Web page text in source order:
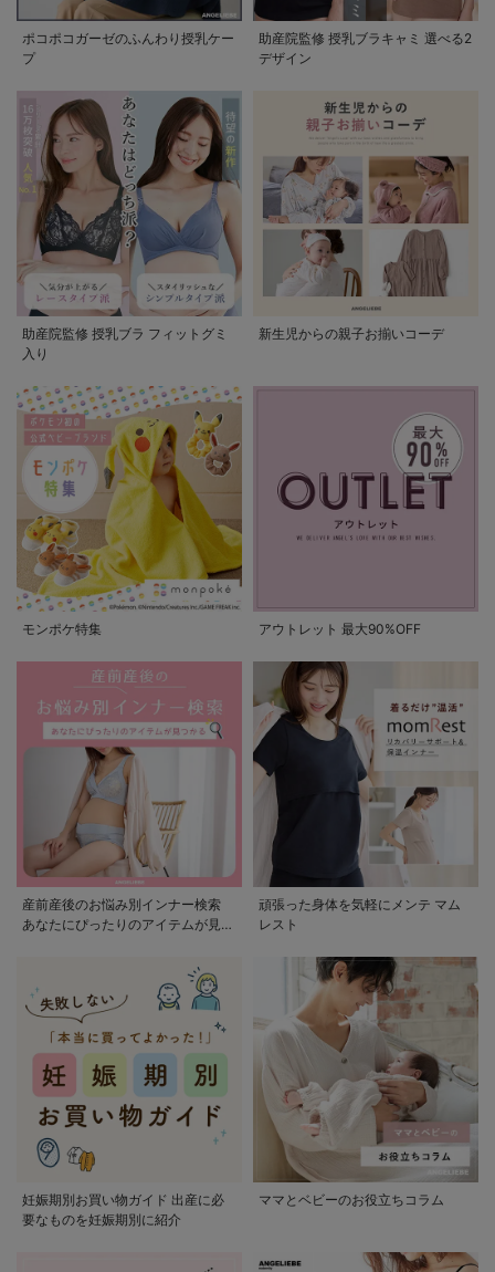
ポコポコガーゼのふんわり授乳ケー
プ
助産院監修 授乳ブラキャミ 選べる2
デザイン
助産院監修 授乳ブラ フィットグミ
入り
新生児からの親子お揃いコーデ
モンポケ特集 アウトレット 最大90%OFF
産前産後のお悩み別インナー検索
あなたにぴったりのアイテムが見つ
頑張った身体を気軽にメンテ マム
レスト
妊娠期別お買い物ガイド 出産に必
要なものを妊娠期別に紹介
ママとベビーのお役立ちコラム